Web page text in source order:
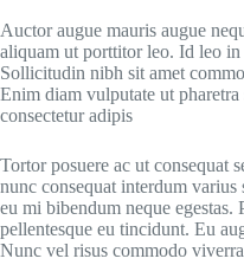
Auctor augue mauris augue
aliquam ut porttitor leo. Id leo in
Sollicitudin nibh sit amet
Enim diam vulputate ut
consectetur adipis
Tortor posuere ac ut consequat
nunc consequat interdum
eu mi bibendum neque egestas.
pellentesque eu tincidunt. Eu
Nunc vel risus commodo